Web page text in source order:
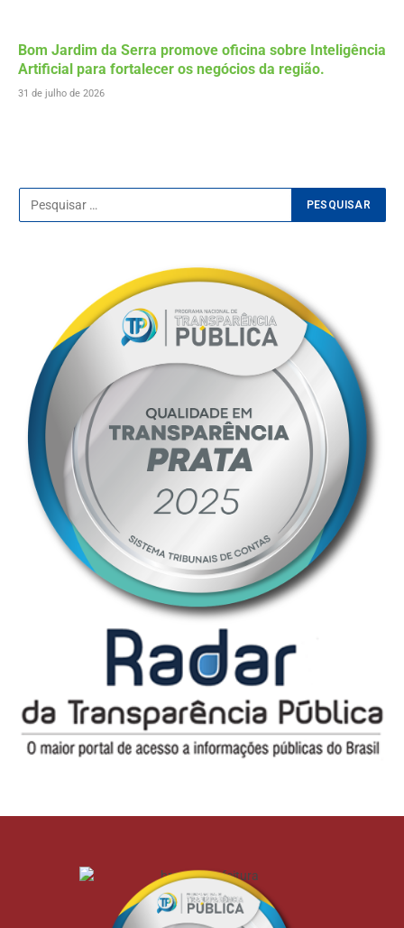
Bom Jardim da Serra promove oficina sobre Inteligência
Artificial para fortalecer os negócios da região.
31 de julho de 2026